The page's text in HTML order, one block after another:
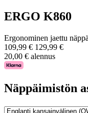
ERGO K860
Ergonominen jaettu
109,99 € 129,99 €
20,00 € alennus
Näppäimistön